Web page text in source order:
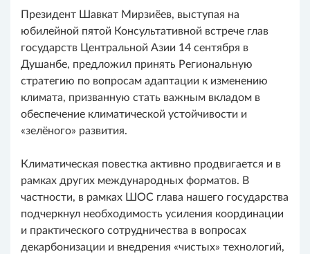
Президент Шавкат Мирзиёев, выступая на
юбилейной пятой Консультативной встрече глав
государств Центральной Азии 14 сентября в
Душанбе, предложил принять Региональную
стратегию по вопросам адаптации к изменению
климата, призванную стать важным вкладом в
обеспечение климатической устойчивости и
«зелёного» развития.
Климатическая повестка активно продвигается и в
рамках других международных форматов. В
частности, в рамках ШОС глава нашего государства
подчеркнул необходимость усиления координации
и практического сотрудничества в вопросах
декарбонизации и внедрения «чистых» технологий,